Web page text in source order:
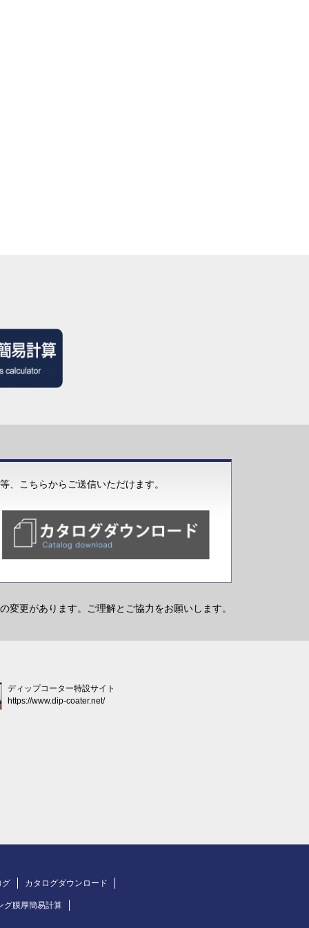
、こちらからご送信いただけます。
変更があります。ご理解とご協力をお願いします。
ディップコーター特設サイト
https://www.dip-coater.net/
グ カタログダウンロード
グ膜厚簡易計算